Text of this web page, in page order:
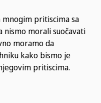
mnogim pritiscima sa
morali suočavati
moramo da
kako bismo je
pritiscima.